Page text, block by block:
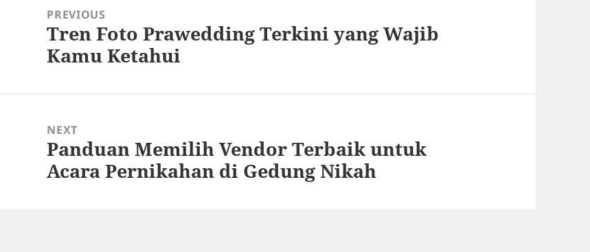
navigationPREVIOUS
Previous
post:
Tren Foto Prawedding Terkini yang Wajib
Kamu Ketahui
NEXT
Next
post:
Panduan Memilih Vendor Terbaik untuk
Acara Pernikahan di Gedung Nikah